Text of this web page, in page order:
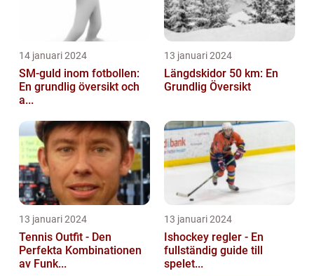
14 januari 2024
SM-guld inom fotbollen:
En grundlig översikt och
a...
13 januari 2024
Längdskidor 50 km: En
Grundlig Översikt
13 januari 2024
Tennis Outfit - Den
Perfekta Kombinationen
av Funk...
13 januari 2024
Ishockey regler - En
fullständig guide till
spelet...